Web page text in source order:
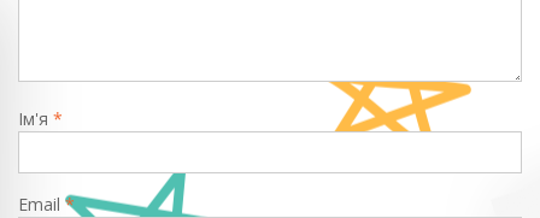
Ім'я *
Email *